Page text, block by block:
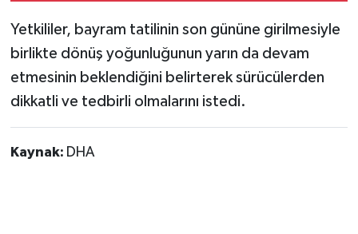
Yetkililer, bayram tatilinin son gününe girilmesiyle
birlikte dönüş yoğunluğunun yarın da devam
etmesinin beklendiğini belirterek sürücülerden
dikkatli ve tedbirli olmalarını istedi.
Kaynak: DHA